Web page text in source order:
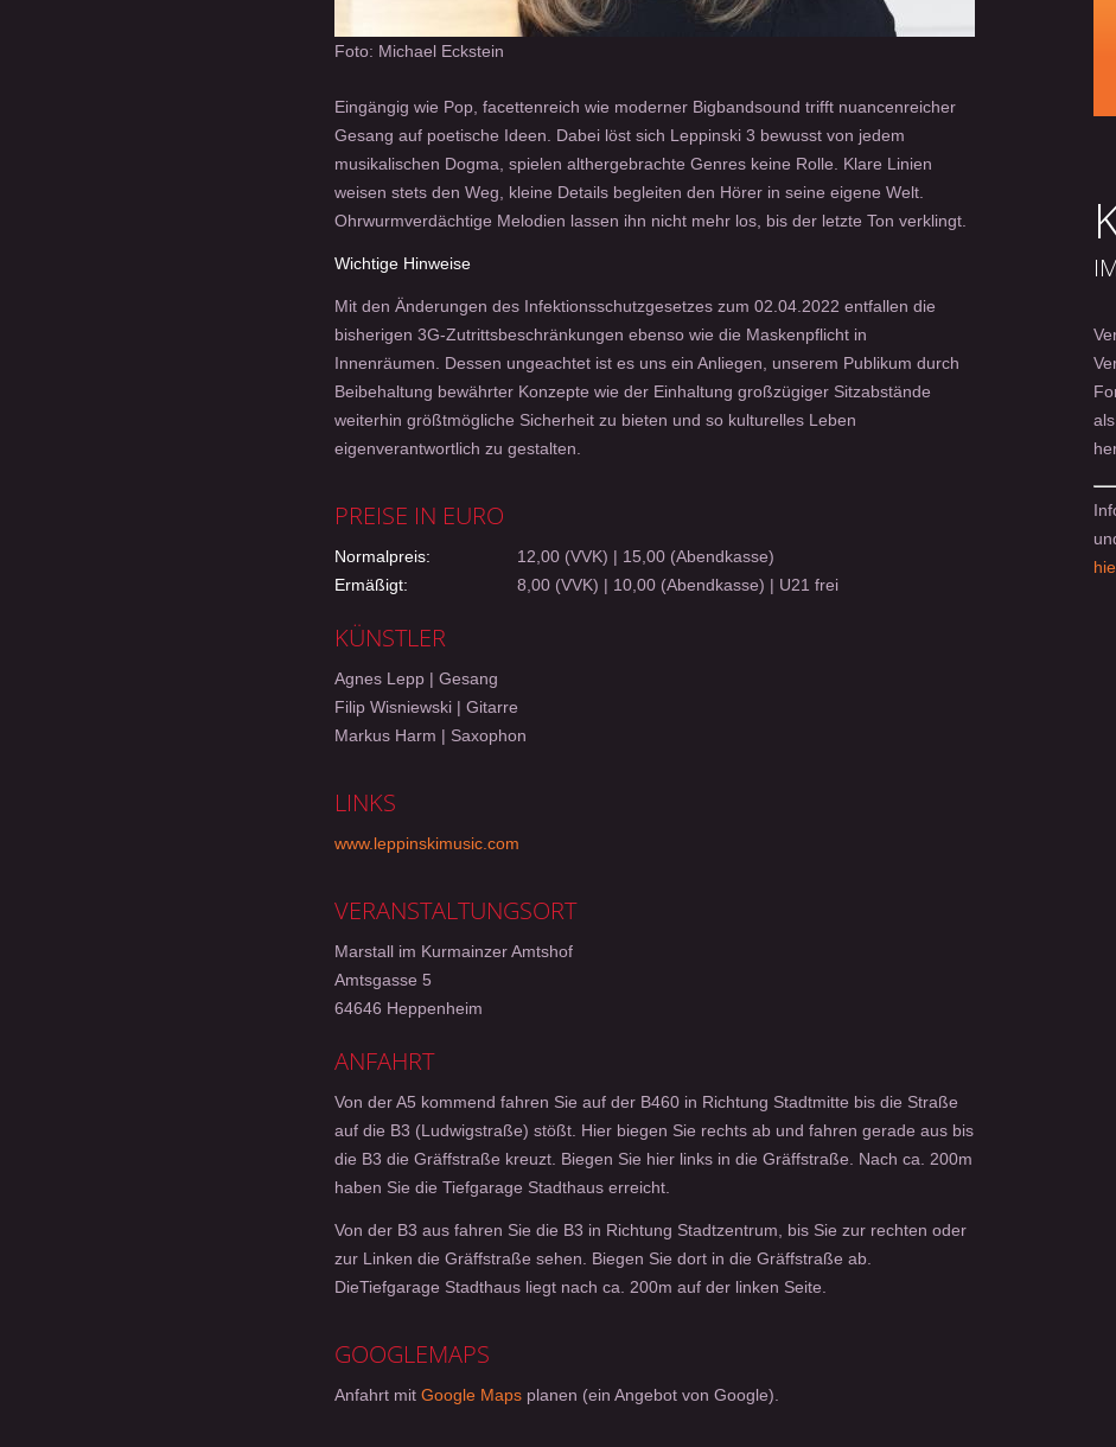
Foto: Michael Eckstein
Eingängig wie Pop, facettenreich wie moderner Bigbandsound trifft nuancenreicher
Gesang auf poetische Ideen. Dabei löst sich Leppinski 3 bewusst von jedem
musikalischen Dogma, spielen althergebrachte Genres keine Rolle. Klare Linien
weisen stets den Weg, kleine Details begleiten den Hörer in seine eigene Welt.
Ohrwurmverdächtige Melodien lassen ihn nicht mehr los, bis der letzte Ton verklingt.
Wichtige Hinweise
Mit den Änderungen des Infektionsschutzgesetzes zum 02.04.2022 entfallen die
bisherigen 3G-Zutrittsbeschränkungen ebenso wie die Maskenpflicht in
Innenräumen. Dessen ungeachtet ist es uns ein Anliegen, unserem Publikum durch
Beibehaltung bewährter Konzepte wie der Einhaltung großzügiger Sitzabstände
weiterhin größtmögliche Sicherheit zu bieten und so kulturelles Leben
eigenverantwortlich zu gestalten.
PREISE IN EURO
Normalpreis:
12,00 (VVK) | 15,00 (Abendkasse)
Ermäßigt:
8,00 (VVK) | 10,00 (Abendkasse) | U21 frei
KÜNSTLER
Agnes Lepp | Gesang
Filip Wisniewski | Gitarre
Markus Harm | Saxophon
LINKS
www.leppinskimusic.com
VERANSTALTUNGSORT
Marstall im Kurmainzer Amtshof
Amtsgasse 5
64646 Heppenheim
ANFAHRT
Von der A5 kommend fahren Sie auf der B460 in Richtung Stadtmitte bis die Straße
auf die B3 (Ludwigstraße) stößt. Hier biegen Sie rechts ab und fahren gerade aus bis
die B3 die Gräffstraße kreuzt. Biegen Sie hier links in die Gräffstraße. Nach ca. 200m
haben Sie die Tiefgarage Stadthaus erreicht.
Von der B3 aus fahren Sie die B3 in Richtung Stadtzentrum, bis Sie zur rechten oder
zur Linken die Gräffstraße sehen. Biegen Sie dort in die Gräffstraße ab.
DieTiefgarage Stadthaus liegt nach ca. 200m auf der linken Seite.
GOOGLEMAPS
Anfahrt mit Google Maps planen (ein Angebot von Google).